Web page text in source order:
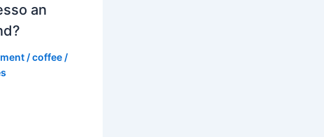
an
/coffee/